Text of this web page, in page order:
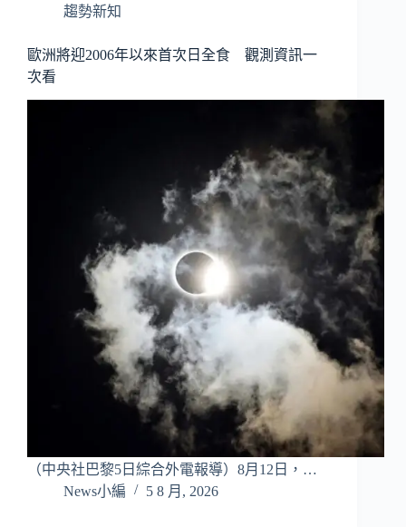
趨勢新知
歐洲將迎2006年以來首次日全食 觀測資訊一
次看
（中央社巴黎5日綜合外電報導）8月12日，…
News小編
5 8 月, 2026